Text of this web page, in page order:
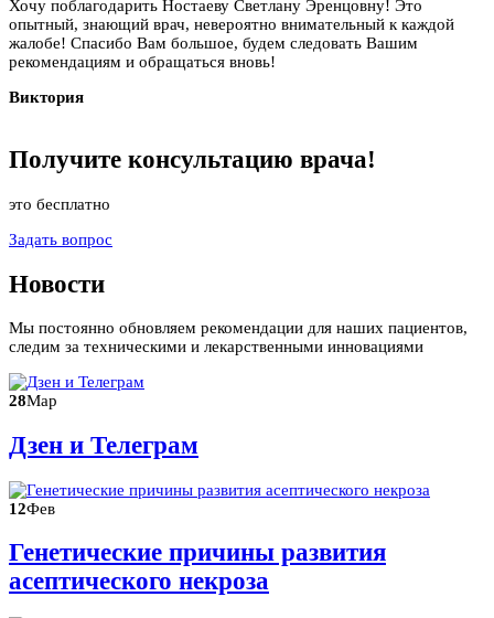
Хочу поблагодарить Ностаеву Светлану Эренцовну! Это
опытный, знающий врач, невероятно внимательный к каждой
жалобе! Спасибо Вам большое, будем следовать Вашим
рекомендациям и обращаться вновь!
Виктория
Получите консультацию врача!
это бесплатно
Задать вопрос
Новости
Мы постоянно обновляем рекомендации для наших пациентов,
следим за техническими и лекарственными инновациями
28Мар
Дзен и Телеграм
12Фев
Генетические причины развития
асептического некроза